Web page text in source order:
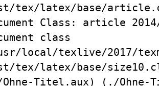
tex/latex/base/
Class: article
class
local/texlive/2017/
tex/latex/base/
Titel.aux) (./